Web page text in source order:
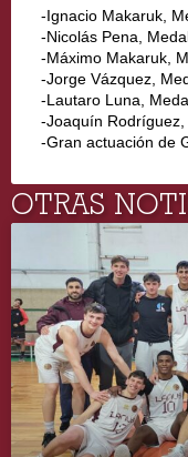
-Ignacio Makaruk,
-Nicolás Pena,
-Máximo Makaruk,
-Jorge Vázquez,
-Lautaro Luna,
-Joaquín
-Gran actuación de
OTRAS